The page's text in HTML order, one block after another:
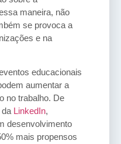
maneira, não
se provoca a
e na
educacionais
aumentar a
no trabalho. De
LinkedIn,
desenvolvimento
mais propensos